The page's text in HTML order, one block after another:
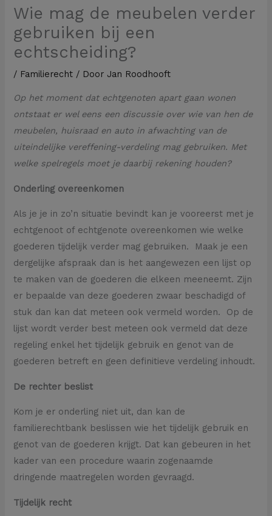
Wie mag de meubelen verder
gebruiken bij een
echtscheiding?
/ Familierecht / Door Jan Roodhooft
Op het moment dat echtgenoten apart gaan wonen
ontstaat er wel eens een discussie over wie van hen de
meubelen, huisraad en auto in afwachting van de
uiteindelijke vereffening-verdeling mag gebruiken. Met
welke spelregels moet je daarbij rekening houden?
Onderling overeenkomen
Als je je in zo’n situatie bevindt kan je vooreerst met je
echtgenoot of echtgenote overeenkomen wie welke
goederen tijdelijk verder mag gebruiken. Maak je een
dergelijke afspraak dan is het aangewezen een lijst op
te maken van de goederen die elkeen meeneemt. Zijn
er bepaalde van deze goederen zwaar beschadigd of
stuk dan kan dat meteen ook vermeld worden. Op de
lijst wordt verder best meteen ook vermeld dat deze
regeling enkel het tijdelijk gebruik en genot van de
goederen betreft en geen definitieve verdeling inhoudt.
De rechter beslist
Kom je er onderling niet uit, dan kan de
familierechtbank beslissen wie het tijdelijk gebruik en
genot van de goederen krijgt. Dat kan gebeuren in het
kader van een procedure waarin zogenaamde
dringende maatregelen worden gevraagd.
Tijdelijk recht